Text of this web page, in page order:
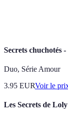
Secrets chuchotés
Duo, Série Amour
3.95 EURVoir le
Les Secrets de